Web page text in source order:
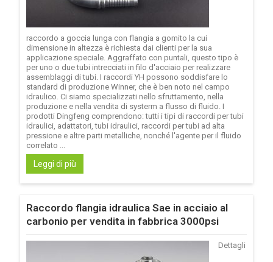
raccordo a goccia lunga con flangia a gomito la cui
dimensione in altezza è richiesta dai clienti per la sua
applicazione speciale. Aggraffato con puntali, questo tipo è
per uno o due tubi intrecciati in filo d'acciaio per realizzare
assemblaggi di tubi. I raccordi YH possono soddisfare lo
standard di produzione Winner, che è ben noto nel campo
idraulico. Ci siamo specializzati nello sfruttamento, nella
produzione e nella vendita di systerm a flusso di fluido. I
prodotti Dingfeng comprendono: tutti i tipi di raccordi per tubi
idraulici, adattatori, tubi idraulici, raccordi per tubi ad alta
pressione e altre parti metalliche, nonché l'agente per il fluido
correlato ...
Leggi di più
Raccordo flangia idraulica Sae in acciaio al
carbonio per vendita in fabbrica 3000psi
Dettagli